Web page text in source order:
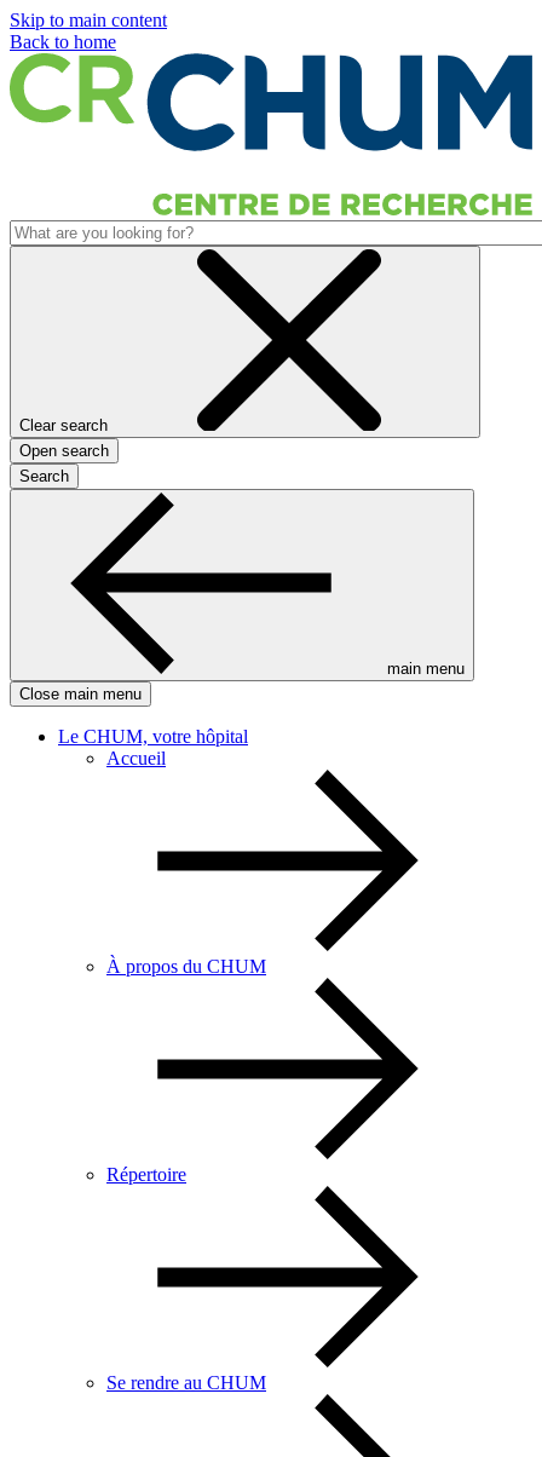
Skip to main content
Back to home
Clear search
Open search
Search
main menu
Close main menu
Le CHUM, votre hôpital
Accueil
À propos du CHUM
Répertoire
Se rendre au CHUM